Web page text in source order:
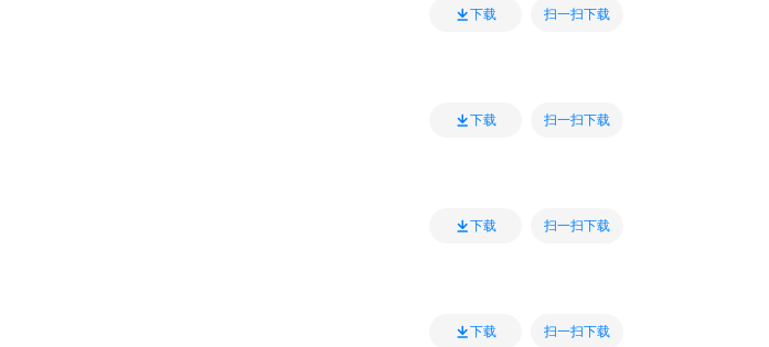
下载 扫一扫下载
下载 扫一扫下载
下载 扫一扫下载
下载 扫一扫下载